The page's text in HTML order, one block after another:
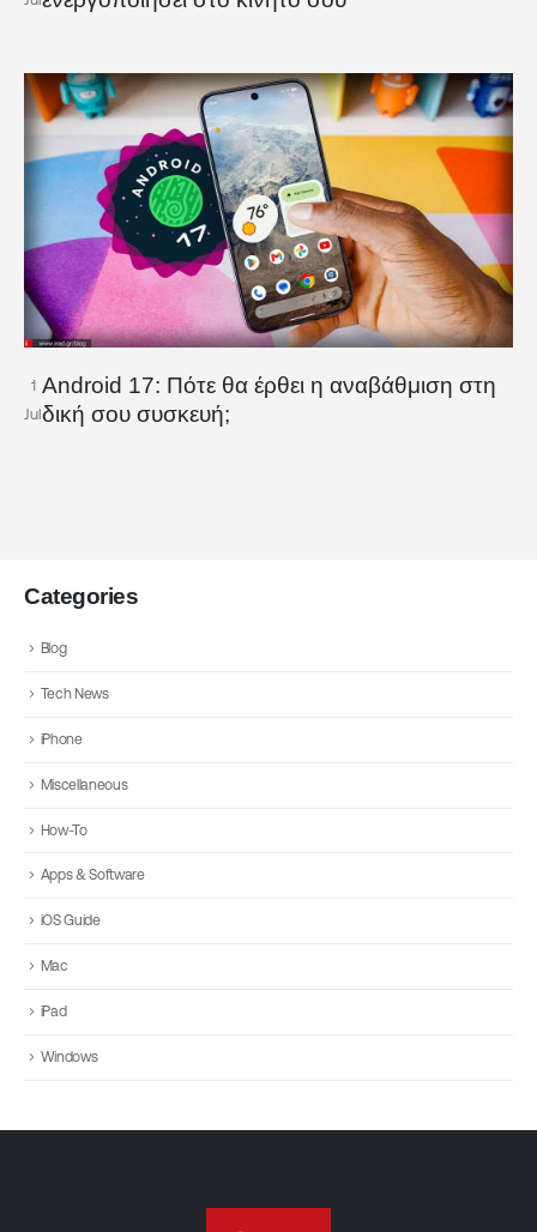
1
Jul
Android 17: Πότε θα έρθει η αναβάθμιση στη
δική σου συσκευή;
Categories
Blog
Tech News
iPhone
Miscellaneous
How-To
Apps & Software
iOS Guide
Mac
iPad
Windows